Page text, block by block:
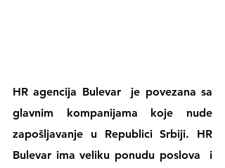
HR agencija Bulevar
  je povezana sa
glavnim kompanijama koje nude
zapošljavanje u Republici Srbiji. HR
Bulevar ima veliku ponudu poslova
  i